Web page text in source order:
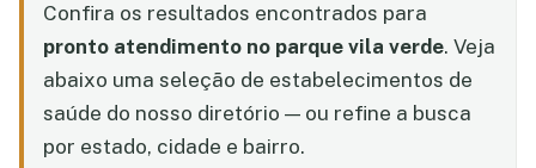
Confira os resultados encontrados para
pronto atendimento no parque vila verde. Veja
abaixo uma seleção de estabelecimentos de
saúde do nosso diretório — ou refine a busca
por estado, cidade e bairro.